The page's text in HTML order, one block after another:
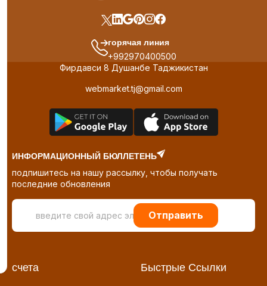
горячая линия
+992970400500
Фирдавси 8 Душанбе Таджикистан
webmarket.tj@gmail.com
ИНФОРМАЦИОННЫЙ БЮЛЛЕТЕНЬ
подпишитесь на нашу рассылку, чтобы получать
последние обновления
Отправить
счета Быстрые Ссылки